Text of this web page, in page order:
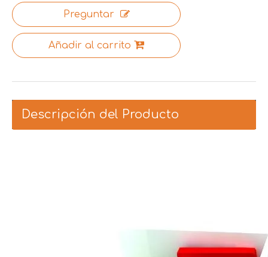
Preguntar
Añadir al carrito
Descripción del Producto